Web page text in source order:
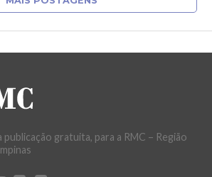
publicação gratuita, para a RMC – Região